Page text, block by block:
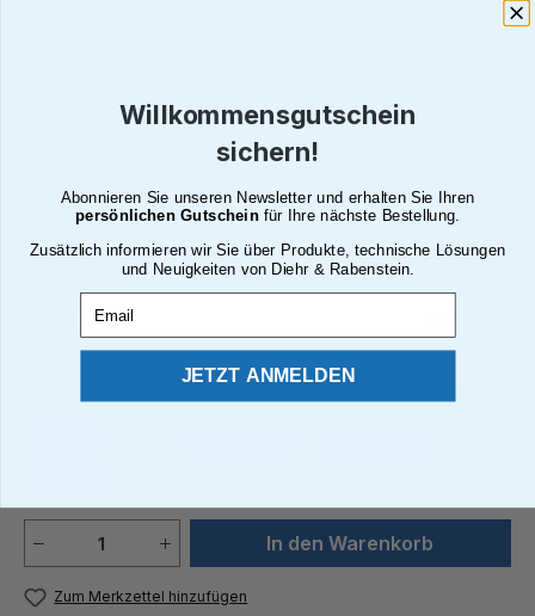
199 1,45 €*
Bis 249 1,24 €*
250
Alle Preise inkl. gesetzl. Mehrwertsteuer zzgl. Versandkosten
Produkt Anzahl: Gib denIn den Warenkorb
Zum Merkzettel hinzufügen
Willkommensgutschein
sichern!
Abonnieren Sie unseren Newsletter und erhalten Sie Ihren
persönlichen Gutscheinfür Ihre nächste Bestellung.
Zusätzlich informieren wir Sie über Produkte, technische Lösungen
und Neuigkeiten von Diehr & Rabenstein.
JETZT ANMELDEN